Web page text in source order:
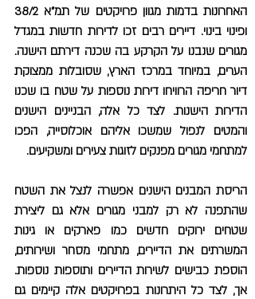
האחרונות בדמות מגוון פרויקטים של תמ"א 38/2
ופינוי בינוי. דיירים רבים זכו לדירות חדשות במגדל
מגורים שנבנו על הקרקע בה שכנה דירתם הישנה.
הערים, במיוחד במרכז הארץ, שסובלות ממצוקת
דיור חריפה הרוויחו דירות נוספות על שטח בו שכנו
הדירות הישנות. לצד כל אלה, הבניינים הישנים
והמטים לנפול שמשכו אליהם אוכלוסייה, הפכו
למתחמי מגורים מפנקים לזוגות צעירים ומשקיעים.
הריסת המבנים הישנים אפשרה לנצל את השטח
שהתפנה לא רק למבני מגורים אלא גם ליצירת
שטחים ירוקים חדשים כמו פארקים או גינות
המשרתים את הדיירים, מתחמי מסחר ושירותים,
הוספת כבישים לשירות הדיירים ותוספות נוספות.
אך, לצד כל היתרונות בפרויקטים אלה קיימים גם